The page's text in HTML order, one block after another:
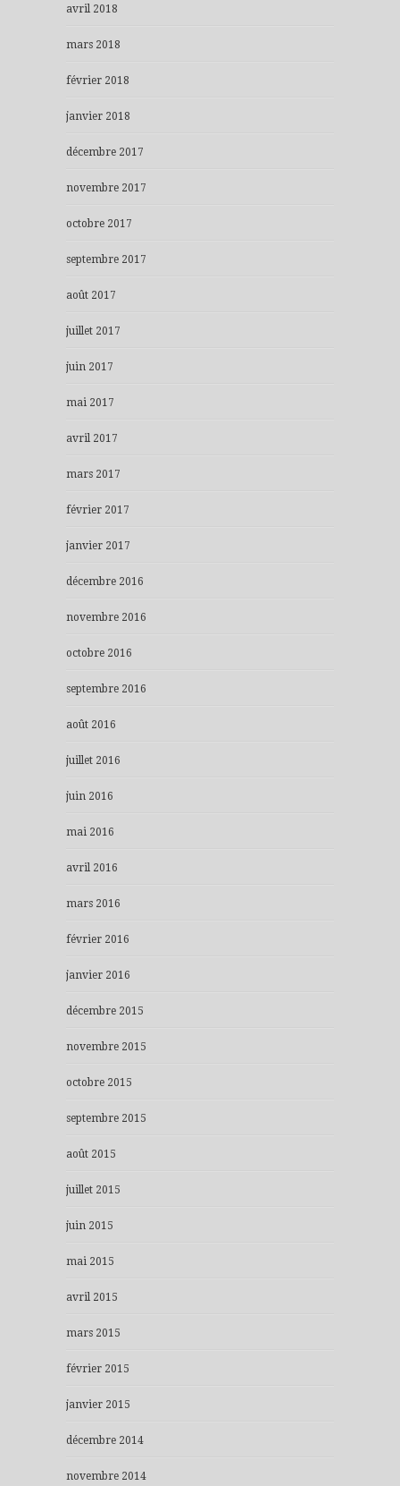
avril 2018
mars 2018
février 2018
janvier 2018
décembre 2017
novembre 2017
octobre 2017
septembre 2017
août 2017
juillet 2017
juin 2017
mai 2017
avril 2017
mars 2017
février 2017
janvier 2017
décembre 2016
novembre 2016
octobre 2016
septembre 2016
août 2016
juillet 2016
juin 2016
mai 2016
avril 2016
mars 2016
février 2016
janvier 2016
décembre 2015
novembre 2015
octobre 2015
septembre 2015
août 2015
juillet 2015
juin 2015
mai 2015
avril 2015
mars 2015
février 2015
janvier 2015
décembre 2014
novembre 2014